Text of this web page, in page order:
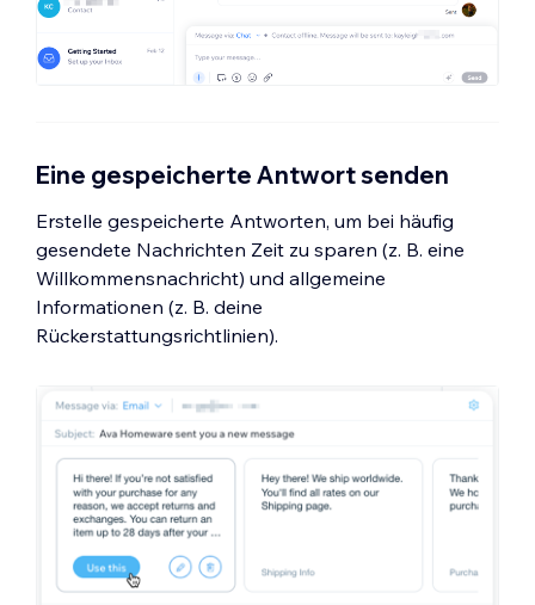
Eine gespeicherte Antwort senden
Erstelle gespeicherte Antworten, um bei häufig
gesendete Nachrichten Zeit zu sparen (z. B. eine
Willkommensnachricht) und allgemeine
Informationen (z. B. deine
Rückerstattungsrichtlinien).